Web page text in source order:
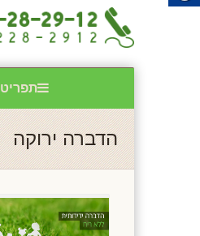
תפריט
הדברה ירוקה